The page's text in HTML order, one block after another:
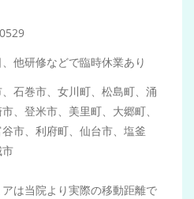
content/
>
のご予約
他研修などで臨時休業あり
、石巻市、女川町、松島町、涌
、登米市、美里町、大郷町、
市、利府町、仙台市、塩釜
は当院より実際の移動距離で